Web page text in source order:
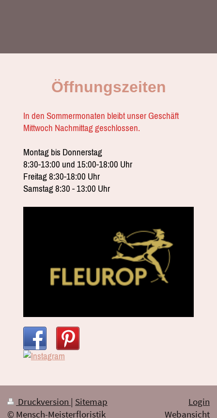
Öffnungszeiten
In den Sommermonaten bleibt unser Geschäft
Mittwoch Nachmittag geschlossen.
Montag bis Donnerstag
8:30-13:00 und 15:00-18:00 Uhr
Freitag 8:30-18:00 Uhr
Samstag 8:30 - 13:00 Uhr
Druckversion | Sitemap
© Mensch-Meisterfloristik
Login
Webansicht